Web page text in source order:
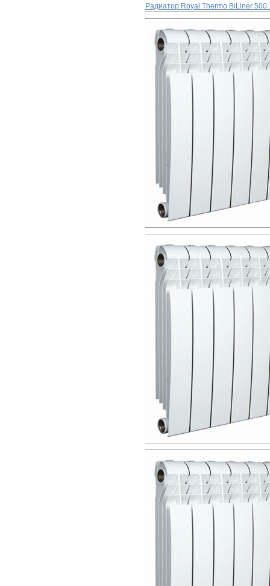
Радиатор Royal Thermo BiLiner 500